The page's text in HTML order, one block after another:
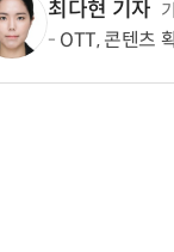
최다현 기자
OTT, 콘텐츠